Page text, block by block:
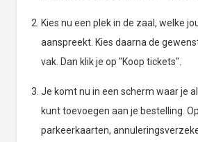
Kies nu een plek in de zaal, welke
aanspreekt. Kies daarna de
vak. Dan klik je op "Koop tickets".
Je komt nu in een scherm waar je
kunt toevoegen aan je bestelling.
parkeerkaarten,